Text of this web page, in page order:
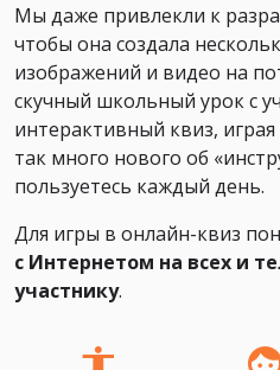
Мы даже привлекли к
чтобы она создала
изображений и видео на
скучный школьный урок с
интерактивный квиз,
так много нового об
пользуетесь каждый день.
Для игры в онлайн-квиз
с Интернетом на всех и
участнику.